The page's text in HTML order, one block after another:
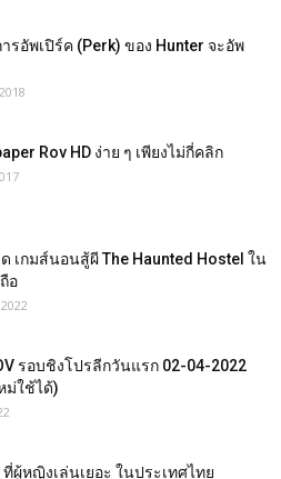
ารอัพเปิร์ค (Perk) ของ Hunter จะอัพ
Rov HD ง่าย ๆ เพียงไม่กี่คลิก
เกมส์นอนสู้ผี The Haunted Hostel ใน
อ
รอบชิงโปรลีกวันแรก 02-04-2022
ม่ใช้ได้)
ที่ผู้หญิงเล่นเยอะ ในประเทศไทย